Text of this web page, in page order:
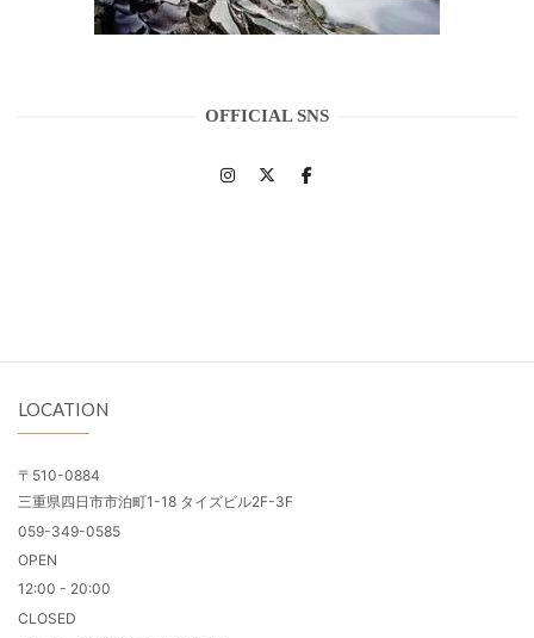
OFFICIAL SNS
LOCATION
〒510-0884
三重県四日市市泊町1-18 タイズビル2F-3F
059-349-0585
OPEN
12:00 - 20:00
CLOSED